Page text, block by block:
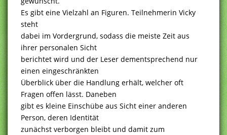
Es gibt eine Vielzahl an Figuren. Teilnehmerin Vicky
steht
dabei im Vordergrund, sodass die meiste Zeit aus
ihrer personalen Sicht
berichtet wird und der Leser dementsprechend nur
einen eingeschränkten
Überblick über die Handlung erhält, welcher oft
Fragen offen lässt. Daneben
gibt es kleine Einschübe aus Sicht einer anderen
Person, deren Identität
zunächst verborgen bleibt und damit zum